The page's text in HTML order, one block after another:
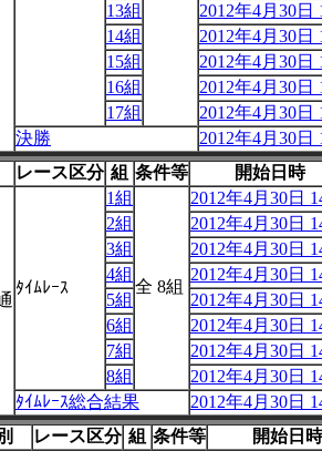
13組
2012年4月30日
14組
2012年4月30日
15組
2012年4月30日
16組
2012年4月30日
17組
2012年4月30日
決勝
2012年4月30日
レース区分 組 条件等
開始日時
ﾀｲﾑﾚｰｽ
1組
全 8組
2012年4月30日
2組
2012年4月30日
3組
2012年4月30日
4組
2012年4月30日
5組
2012年4月30日
6組
2012年4月30日
7組
2012年4月30日
8組
2012年4月30日
ﾀｲﾑﾚｰｽ総合結果
2012年4月30日
レース区分 組 条件等
開始日時